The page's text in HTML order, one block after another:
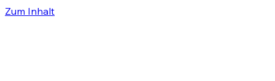
Zum Inhalt